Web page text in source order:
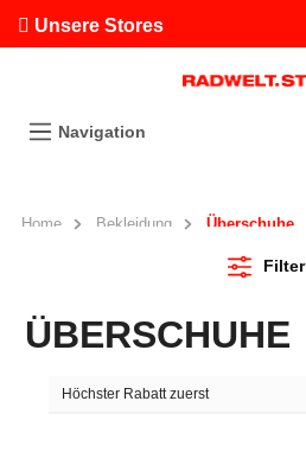
Unsere Stores
Ausfahrten
Bikefinder
Navigation
Home Bekleidung Überschuhe
Filter
ÜBERSCHUHE